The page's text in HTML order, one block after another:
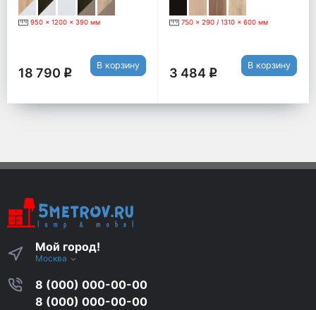
950 x 1200 x 390 мм
18 790 q
В корзину
750 x 290 / 1310 x 600 мм
3 484 q
В корзину
Мой город!
Москва
8 (000) 000-00-00
8 (000) 000-00-00